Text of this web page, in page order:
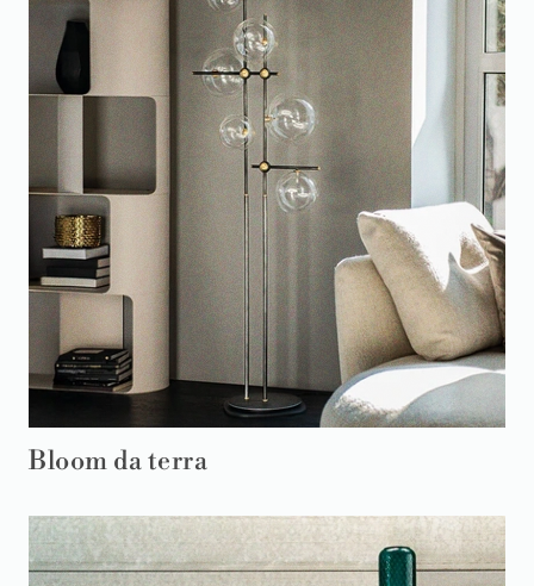
Bloom da terra